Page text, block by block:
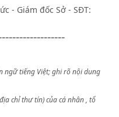
- Giám đốc Sở - SĐT:
ngữ tiếng Việt; ghi rõ nội dung
chỉ thư tín) của cá nhân , tổ